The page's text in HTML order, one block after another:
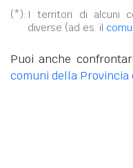
(*): I territori di alcuni
diverse (ad es. il
Puoi anche
comuni della Provincia